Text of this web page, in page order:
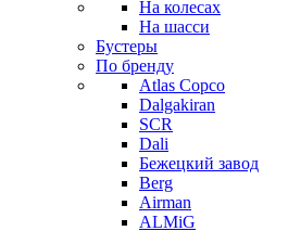
На колесах
На шасси
Бустеры
По бренду
Atlas Copco
Dalgakiran
SCR
Dali
Бежецкий завод
Berg
Airman
ALMiG